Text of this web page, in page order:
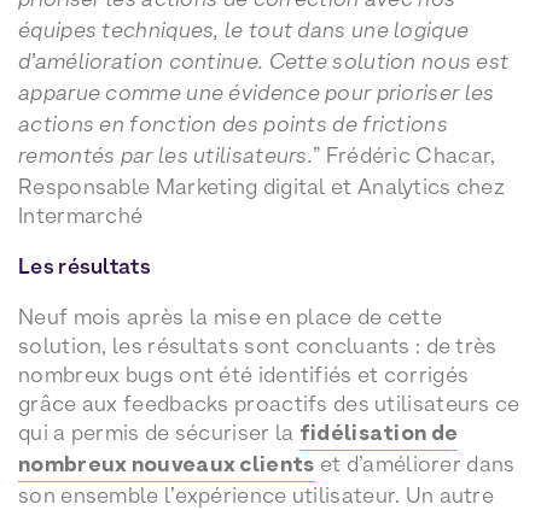
équipes techniques, le tout dans une logique
d’amélioration continue. Cette solution nous est
apparue comme une évidence pour prioriser les
actions en fonction des points de frictions
remontés par les utilisateurs.” Frédéric Chacar,
Responsable Marketing digital et Analytics chez
Intermarché
Les résultats
Neuf mois après la mise en place de cette
solution, les résultats sont concluants : de très
nombreux bugs ont été identifiés et corrigés
grâce aux feedbacks proactifs des utilisateurs ce
qui a permis de sécuriser la fidélisation de
nombreux nouveaux clients et d’améliorer dans
son ensemble l’expérience utilisateur. Un autre